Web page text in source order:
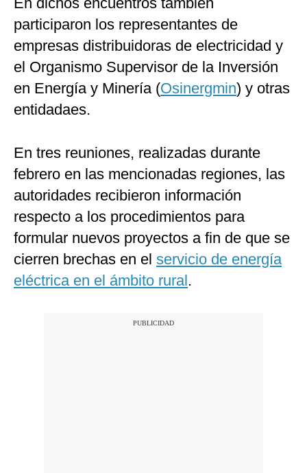
participaron los representantes de
empresas distribuidoras de electricidad y
el Organismo Supervisor de la Inversión
en Energía y Minería (Osinergmin) y otras
entidadaes.
En tres reuniones, realizadas durante
febrero en las mencionadas regiones, las
autoridades recibieron información
respecto a los procedimientos para
formular nuevos proyectos a fin de que se
cierren brechas en el servicio de energía
eléctrica en el ámbito rural.